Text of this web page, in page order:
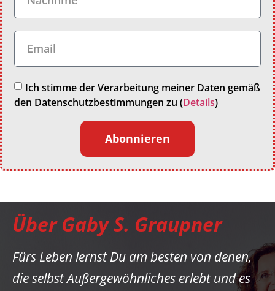
Ich stimme der Verarbeitung meiner Daten gemäß
den Datenschutzbestimmungen zu (Details)
Abonnieren
Über Gaby S. Graupner
Fürs Leben lernst Du am besten von denen,
die selbst Außergewöhnliches erlebt und es